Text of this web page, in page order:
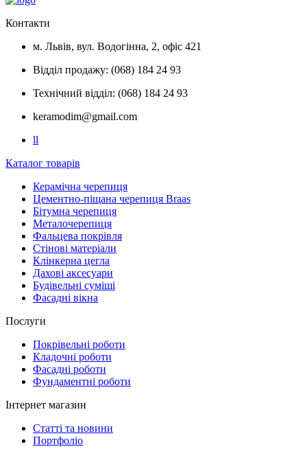
Контакти
м. Львів, вул. Водогінна, 2, офіс 421
Відділ продажу: (068) 184 24 93
Технічний відділ: (068) 184 24 93
keramodim@gmail.com
ll
Каталог товарів
Керамічна черепиця
Цементно-піщана черепиця Braas
Бітумна черепиця
Металочерепиця
Фальцева покрівля
Стінові матеріали
Клінкерна цегла
Дахові аксесуари
Будівельні суміші
Фасадні вікна
Послуги
Покрівельні роботи
Кладочні роботи
Фасадні роботи
Фундаментні роботи
Інтернет магазин
Статті та новини
Портфоліо